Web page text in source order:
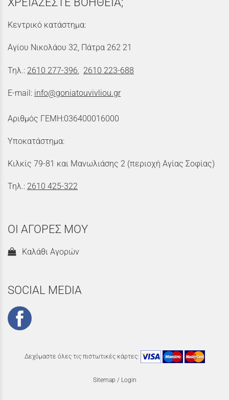
Κεντρικό κατάστημα:
Αγίου Νικολάου 32, Πάτρα 262 21
Τηλ.: 2610 277-396 2610 223-688
E-mail: info@goniatouvivliou.gr
Αριθμός ΓΕΜΗ:036400016000
Υποκατάστημα:
Κιλκίς 79-81 και Μανωλιάσης 2 (περιοχή Αγίας Σοφίας)
Τηλ.: 2610 425-322
ΟΙ ΑΓΟΡΕΣ ΜΟΥ
Καλάθι Αγορών
SOCIAL MEDIA
Δεχόμαστε όλες τις πιστωτικές κάρτες:
Sitemap / Login